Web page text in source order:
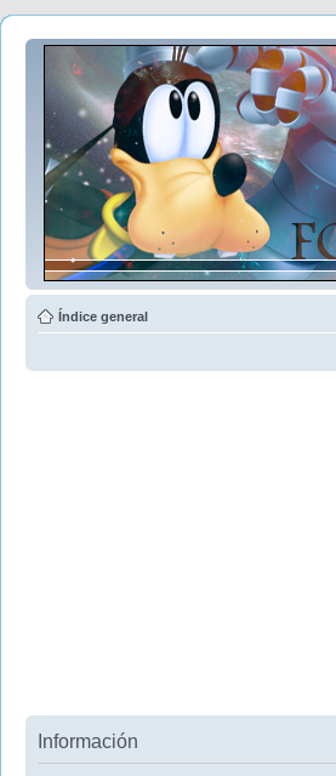
Índice general
Información